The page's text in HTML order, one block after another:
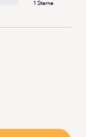
1 Sterne